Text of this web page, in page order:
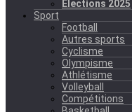
Elections 2025
Sport
Football
Autres sports
Cyclisme
Olympisme
Athlétisme
Volleyball
Compétitions